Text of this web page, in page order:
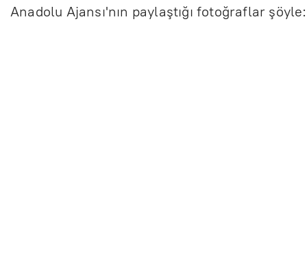
Anadolu Ajansı'nın paylaştığı fotoğraflar şöyle: